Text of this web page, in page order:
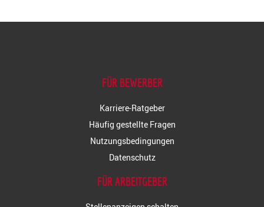
FÜR BEWERBER
Karriere-Ratgeber
Häufig gestellte Fragen
Nutzungsbedingungen
Datenschutz
FÜR ARBEITGEBER